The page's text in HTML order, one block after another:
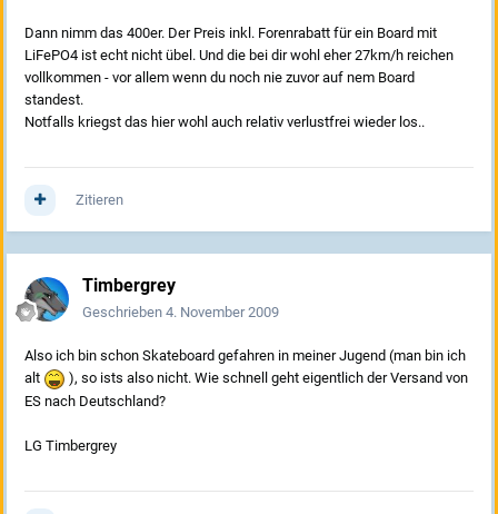
Dann nimm das 400er. Der Preis inkl. Forenrabatt für ein Board mit
LiFePO4 ist echt nicht übel. Und die bei dir wohl eher 27km/h reichen
vollkommen - vor allem wenn du noch nie zuvor auf nem Board
standest.
Notfalls kriegst das hier wohl auch relativ verlustfrei wieder los..
Zitieren
Timbergrey
Geschrieben 4. November 2009
Also ich bin schon Skateboard gefahren in meiner Jugend (man bin ich
alt
), so ists also nicht. Wie schnell geht eigentlich der Versand von
ES nach Deutschland?
LG Timbergrey